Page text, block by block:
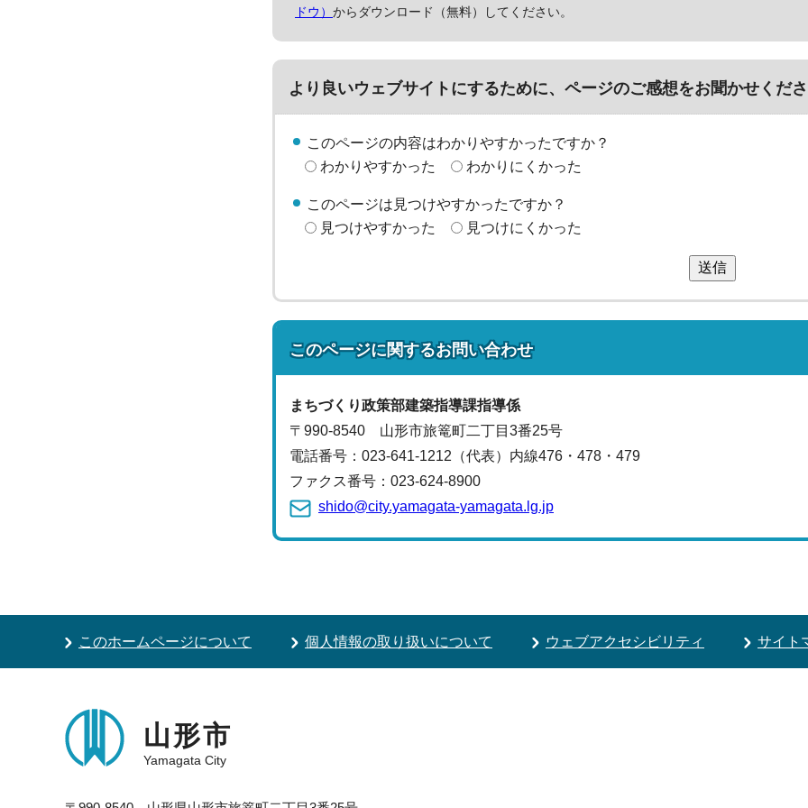
ドウ） からダウンロード（無料）してください。
より良いウェブサイトにするために、ページのご感想をお聞かせくだ
このページの内容はわかりやすかったですか？
わかりやすかった
わかりにくかった
このページは見つけやすかったですか？
見つけやすかった
見つけにくかった
送信
このページに関するお問い合わせ
まちづくり政策部建築指導課指導係
〒990-8540 山形市旅篭町二丁目3番25号
電話番号： 023-641-1212（代表） 内線476・478・479
ファクス番号：023-624-8900
shido@city.yamagata-yamagata.lg.jp
このホームページについて 個人情報の取り扱いについて ウェブアクセシビリティ サイト
山形市
Yamagata City